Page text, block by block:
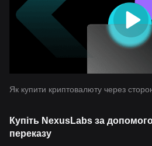
Як купити криптовалюту через
Купіть NexusLabs за
переказу